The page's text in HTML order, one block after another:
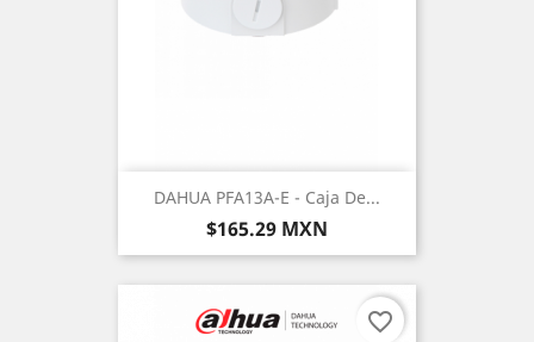
DAHUA PFA13A-E - Caja De...
Precio
$165.29 MXN
favorite_border